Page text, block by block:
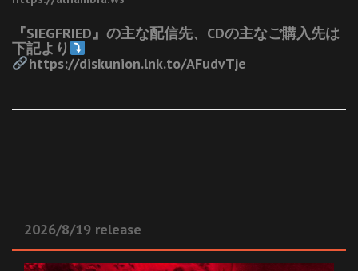
『SIEGFRIED』の主な配信先、CDの主なご購入先は
下記より
https://diskunion.lnk.to/AFudvTje
2026/8/19 release